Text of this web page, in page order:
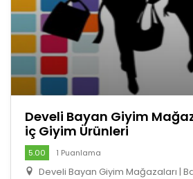
Develi Bayan Giyim
iç Giyim Ürünleri
5.00 1 Puanlama
Develi Bayan Giyim Mağazaları |